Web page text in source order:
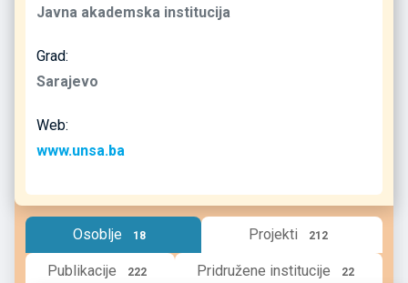
Javna akademska institucija
Grad:
Sarajevo
Web:
www.unsa.ba
Osoblje 18 Projekti 212
Publikacije 222 Pridružene institucije 22